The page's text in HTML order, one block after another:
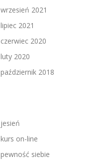
wrzesień 2021
lipiec 2021
czerwiec 2020
luty 2020
październik 2018
jesień
kurs on-line
pewność siebie